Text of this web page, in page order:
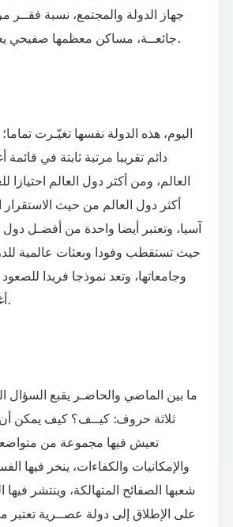
جهاز الدولة والمجتمع، نسبة فقــر
جائعــة، مساكن معظمها صفيحي يعيش فيه الفقــراء.
اليوم، هذه الدولة نفسها تغيّـرت
دائم تقريبا مرتبة ثابتة في
العالم، ومن أكثر دول العالم احتيازا
أكثر دول العالم من حيث
آسيا، وتعتبر أيضا واحدة من أفضـل دول
حيث تستقطب وفودا وبعثات عالمية
وجامعاتها، وتعد نموذجا فريدا للصعود
أغنى الدول النفطية.
ما بين الماضي والحاضـر يقبع
ثلاثة حروف: كيــف؟ كيف يمكن
تعيش فيها مجموعة من
والإمكانيات والكفاءات، ينخر فيها
شعبها الصفائح المتهالكة، وينتشر فيها
على الإطلاق إلى دولة عصــرية